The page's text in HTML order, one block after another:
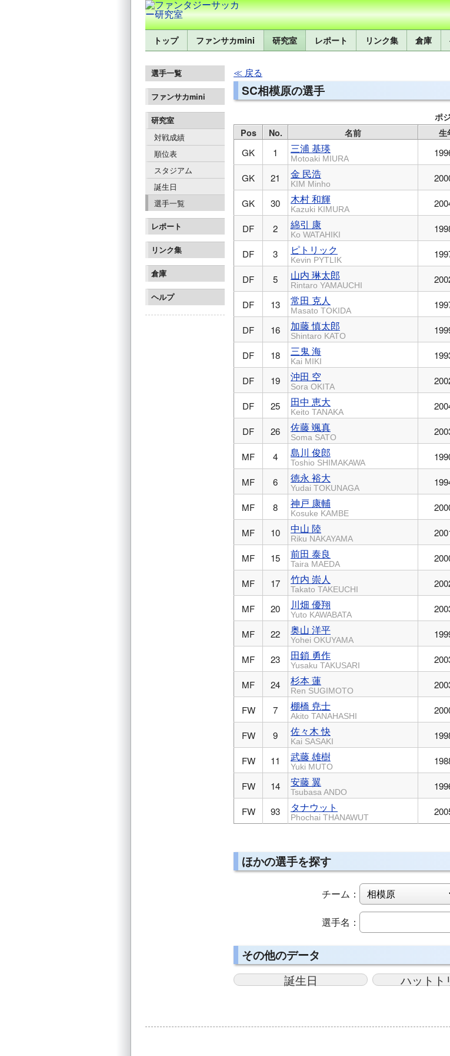
トップ ファンサカmini 研究室 レポート リンク集 倉庫
選手一覧
ファンサカmini
研究室
対戦成績
順位表
スタジアム
誕生日
選手一覧
レポート
リンク集
倉庫
ヘルプ
戻る
SC相模原の選手
ポ
Pos No. 名前 生
GK 1 三浦 基瑛
Motoaki MIURA
GK 21 金 民浩
KIM Minho
GK 30 木村 和輝
Kazuki KIMURA
DF 2 綿引 康
Ko WATAHIKI
DF 3 ピトリック
Kevin PYTLIK
DF 5 山内 琳太郎
Rintaro YAMAUCHI
DF 13 常田 克人
Masato TOKIDA
DF 16 加藤 慎太郎
Shintaro KATO
DF 18 三鬼 海
Kai MIKI
DF 19 沖田 空
Sora OKITA
DF 25 田中 恵大
Keito TANAKA
DF 26 佐藤 颯真
Soma SATO
MF 4 島川 俊郎
Toshio SHIMAKAWA
MF 6 徳永 裕大
Yudai TOKUNAGA
MF 8 神戸 康輔
Kosuke KAMBE
MF 10 中山 陸
Riku NAKAYAMA
MF 15 前田 泰良
Taira MAEDA
MF 17 竹内 崇人
Takato TAKEUCHI
MF 20 川畑 優翔
Yuto KAWABATA
MF 22 奥山 洋平
Yohei OKUYAMA
MF 23 田鎖 勇作
Yusaku TAKUSARI
MF 24 杉本 蓮
Ren SUGIMOTO
FW 7 棚橋 尭士
Akito TANAHASHI
FW 9 佐々木 快
Kai SASAKI
FW 11 武藤 雄樹
Yuki MUTO
FW 14 安藤 翼
Tsubasa ANDO
FW 93 タナウット
Phochai THANAWUT
ほかの選手を探す
チーム：
選手名：
その他のデータ
誕生日 ハットト